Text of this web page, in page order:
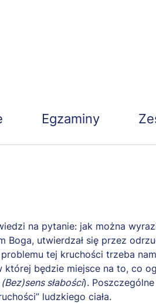
Egzaminy
na pytanie: jak można
Boga, utwierdzał się przez
tej kruchości trzeba
będzie miejsce na to, co
(Bez)sens słabości).
ludzkiego ciała.